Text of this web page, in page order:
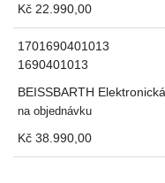
Kč 22.990,00
1701690401013
1690401013
BEISSBARTH
na objednávku
Kč 38.990,00